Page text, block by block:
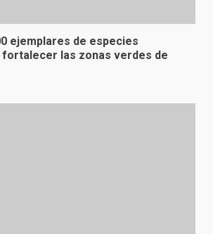
ejemplares de especies
las zonas verdes de